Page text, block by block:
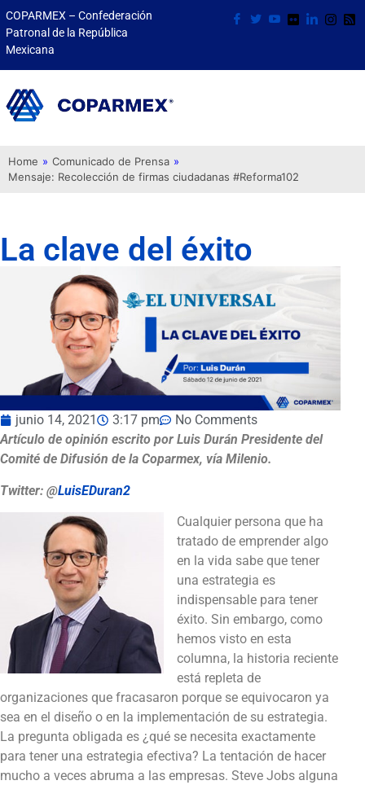
COPARMEX – Confederación
Patronal de la República
Mexicana
Home » Comunicado de Prensa »
Mensaje: Recolección de firmas ciudadanas #Reforma102
La clave del éxito
junio 14, 2021 3:17 pm
No Comments
Artículo de opinión escrito por Luis Durán Presidente del
Comité de Difusión de la Coparmex, vía Milenio.
Twitter: @LuisEDuran2
Cualquier persona que ha
tratado de emprender algo
en la vida sabe que tener
una estrategia es
indispensable para tener
éxito. Sin embargo, como
hemos visto en esta
columna, la historia reciente
está repleta de
organizaciones que fracasaron porque se equivocaron ya
sea en el diseño o en la implementación de su estrategia.
La pregunta obligada es ¿qué se necesita exactamente
para tener una estrategia efectiva? La tentación de hacer
mucho a veces abruma a las empresas. Steve Jobs alguna